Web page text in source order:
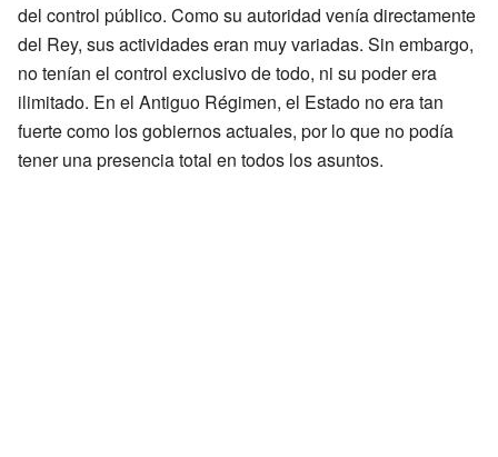
del control público. Como su autoridad venía directamente
del Rey, sus actividades eran muy variadas. Sin embargo,
no tenían el control exclusivo de todo, ni su poder era
ilimitado. En el Antiguo Régimen, el Estado no era tan
fuerte como los gobiernos actuales, por lo que no podía
tener una presencia total en todos los asuntos.